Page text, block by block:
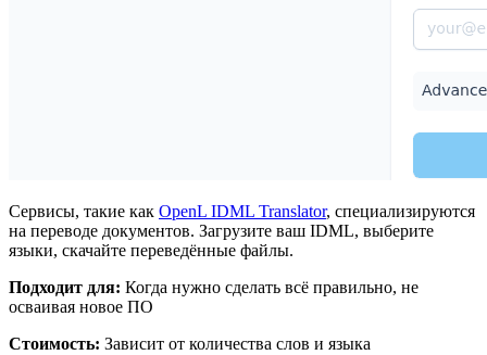
Сервисы, такие как OpenL IDML Translator, специализируются
на переводе документов. Загрузите ваш IDML, выберите
языки, скачайте переведённые файлы.
Подходит для: Когда нужно сделать всё правильно, не
осваивая новое ПО
Стоимость: Зависит от количества слов и языка